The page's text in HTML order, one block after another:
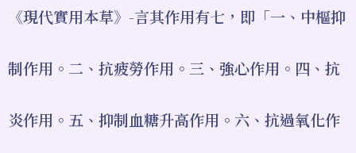
《現代實用本草》-言其作用有七，即「一、中樞抑
制作用。二、抗疲勞作用。三、強心作用。四、抗
炎作用。五、抑制血糖升高作用。六、抗過氧化作